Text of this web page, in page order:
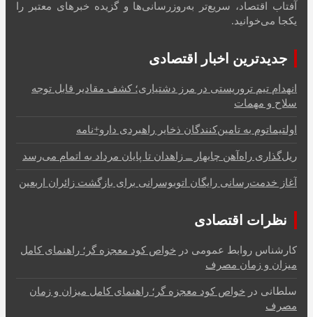
آفتاب اقتصاد، سریع‌تر به‌روزرسانی‌ها و گزیده خبرهای معتبر را
یکجا می‌خوانید.
جدیدترین اخبار اقتصادی
انهدام تیم تروریستی در مرز دشتیاری؛ کشف مقادیر قابل توجه
سلاح و مهمات
اولتیماتوم به تامین‌کنندگان ذخایر راهبردی دارو+نامه
ریل‌گذاری راه‌آهن چابهار ــ زاهدان تا پایان مرداد به اتمام می‌رسد
آغاز خدمت‌رسانی رایگان اتوبوسرانی برای بازگشت زائران اربعین
نظرات اقتصادی
کارشناس روابط عمومی در خواص کود معجزه گر؛ راهنمای کامل
میزان و زمان مصرف
سلطانی در خواص کود معجزه گر؛ راهنمای کامل میزان و زمان
مصرف